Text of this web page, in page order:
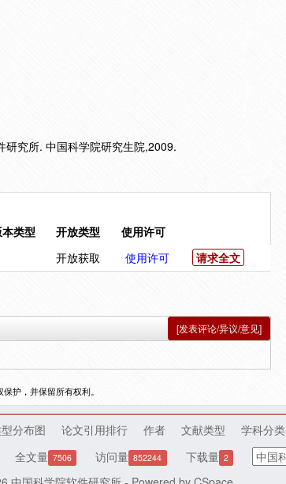
究所. 中国科学院研究生院,2009.
类型 开放类型
使用许可
开放获取 使用许可 请求全文
[发表评论/异议/意见]
护，并保留所有权利。
分布图 论文引用排行 作者 文献类型 学科分类
全文量 7506 访问量 852244 下载量 2